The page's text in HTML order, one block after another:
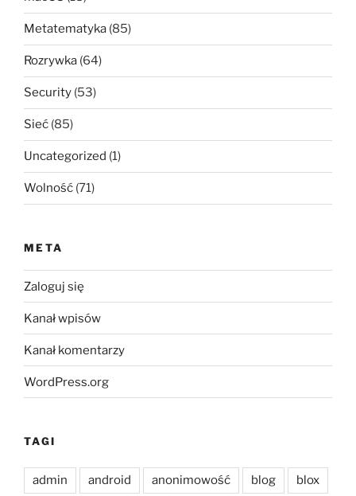
Metatematyka (85)
Rozrywka (64)
Security (53)
Sieć (85)
Uncategorized (1)
Wolność (71)
META
Zaloguj się
Kanał wpisów
Kanał komentarzy
WordPress.org
TAGI
admin android anonimowość blog blox